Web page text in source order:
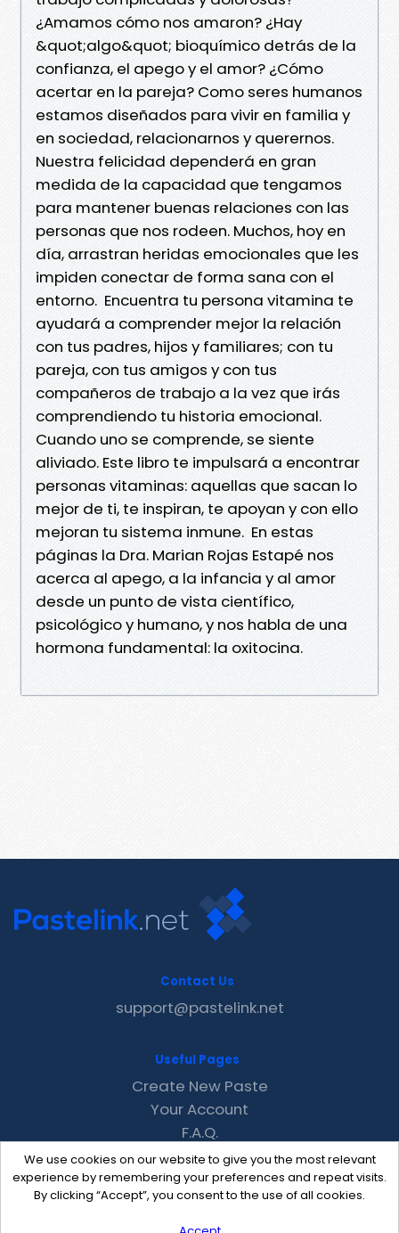
¿Amamos cómo nos amaron? ¿Hay
&quot;algo&quot; bioquímico detrás de la
confianza, el apego y el amor? ¿Cómo
acertar en la pareja? Como seres humanos
estamos diseñados para vivir en familia y
en sociedad, relacionarnos y querernos.
Nuestra felicidad dependerá en gran
medida de la capacidad que tengamos
para mantener buenas relaciones con las
personas que nos rodeen. Muchos, hoy en
día, arrastran heridas emocionales que les
impiden conectar de forma sana con el
entorno. Encuentra tu persona vitamina te
ayudará a comprender mejor la relación
con tus padres, hijos y familiares; con tu
pareja, con tus amigos y con tus
compañeros de trabajo a la vez que irás
comprendiendo tu historia emocional.
Cuando uno se comprende, se siente
aliviado. Este libro te impulsará a encontrar
personas vitaminas: aquellas que sacan lo
mejor de ti, te inspiran, te apoyan y con ello
mejoran tu sistema inmune. En estas
páginas la Dra. Marian Rojas Estapé nos
acerca al apego, a la infancia y al amor
desde un punto de vista científico,
psicológico y humano, y nos habla de una
hormona fundamental: la oxitocina.
We use cookies on our website to give you the most relevant
experience by remembering your preferences and repeat visits.
By clicking “Accept”, you consent to the use of all cookies.
Contact Us
support@pastelink.net
Useful Pages
Create New Paste
Your Account
F.A.Q.
Recent
Contact